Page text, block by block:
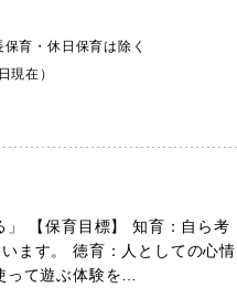
育・休日保育は除く
在）
」 【保育目標】 知育：自ら考
ます。 徳育：人としての心情
って遊ぶ体験を…